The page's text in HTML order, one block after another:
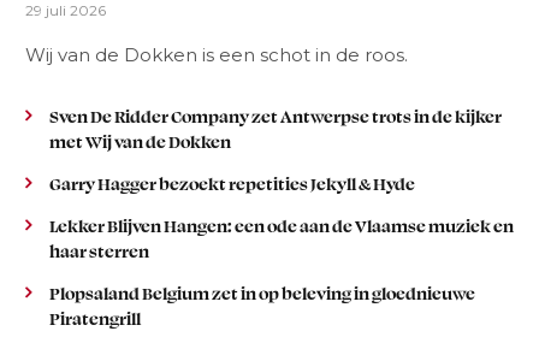
29 juli 2026
Wij van de Dokken is een schot in de roos.
Sven De Ridder Company zet Antwerpse trots in de kijker
met Wij van de Dokken
Garry Hagger bezoekt repetities Jekyll & Hyde
Lekker Blijven Hangen: een ode aan de Vlaamse muziek en
haar sterren
Plopsaland Belgium zet in op beleving in gloednieuwe
Piratengrill